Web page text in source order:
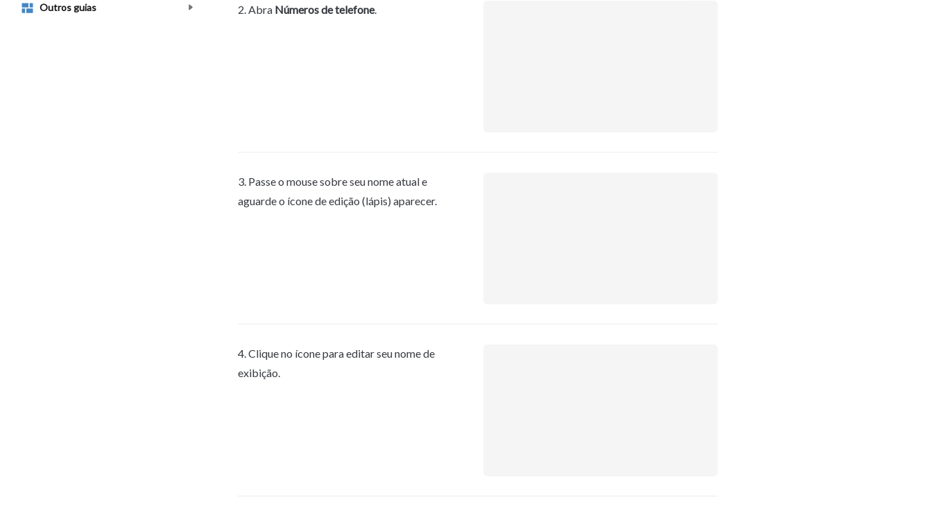
Outros guias 2. Abra Números de telefone.
3. Passe o mouse sobre seu nome atual e
aguarde o ícone de edição (lápis) aparecer.
4. Clique no ícone para editar seu nome de
exibição.